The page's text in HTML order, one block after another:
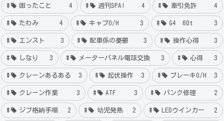
困ったこと 4 週刊SPA! 4 牽引免許 4
たわみ 4 キャブO/H 3 G4 60t 3
エンスト 3 配車係の憂鬱 3 操作心得 3
しなり 3 メーターパネル電球交換 3 心得 3
クレーンあるある 3 起伏操作 3 ブレーキO/H 3
クレーン作業 3 ATF 3 パンク修理 2
ジブ格納手順 2 幼児発熱 2 LEDウインカー 2